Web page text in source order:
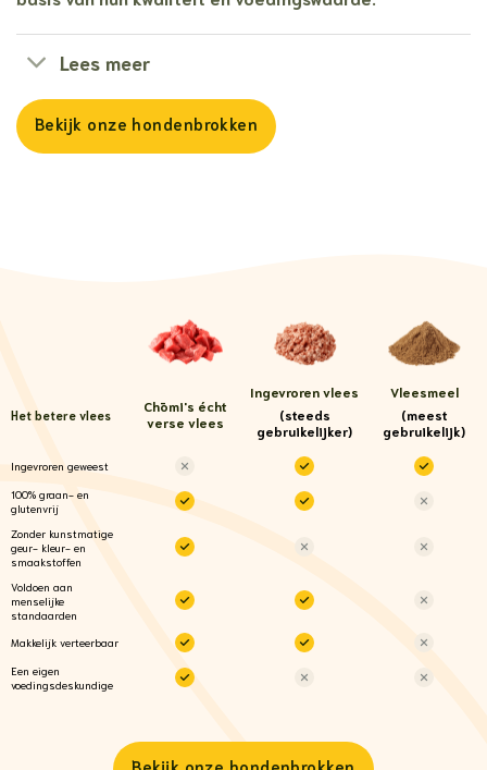
Lees meer
Bekijk onze hondenbrokken
Het betere vlees
Chōmi's écht
verse vlees
Ingevroren vlees
(steeds
gebruikelijker)
Vleesmeel
(meest
gebruikelijk)
Ingevroren geweest
100% graan- en
glutenvrij
Zonder kunstmatige
geur- kleur- en
smaakstoffen
Voldoen aan
menselijke
standaarden
Makkelijk verteerbaar
Een eigen
voedingsdeskundige